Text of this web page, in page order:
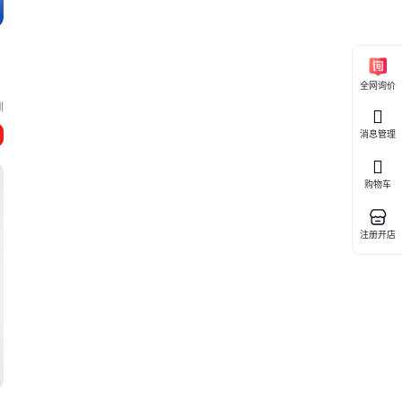
全网询价
消息管理
购物车
注册开店